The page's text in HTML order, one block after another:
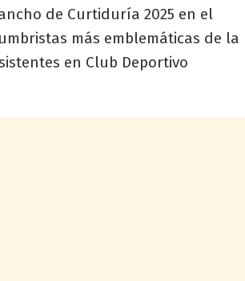
de Curtiduría 2025 en el
más emblemáticas de la
en Club Deportivo